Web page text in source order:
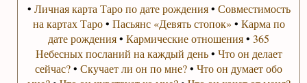
• Личная карта Таро по дате рождения• Совместимость
на картах Таро• Пасьянс «Девять стопок» • Карма по
дате рождения•Кармические отношения•365
Небесных посланий на каждый день• Что он делает
сейчас?•Скучает ли он по мне?•Что он думает обо